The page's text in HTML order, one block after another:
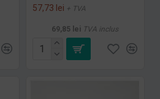
57,73 lei + TVA
69,85 lei TVA inclus